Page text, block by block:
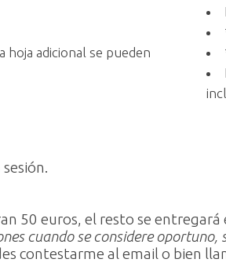
hoja adicional se pueden
50 euros, el resto se entregará
cuando se considere
contestarme al email o bien